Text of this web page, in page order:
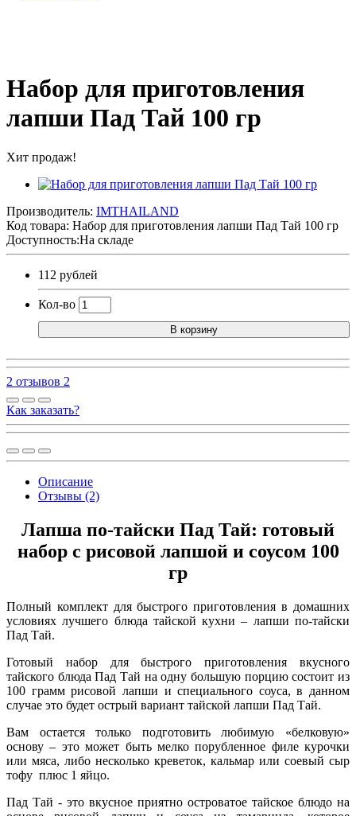
Набор для приготовления
лапши Пад Тай 100 гр
Хит продаж!
Производитель: IMTHAILAND
Код товара: Набор для приготовления лапши Пад Тай 100 гр
Доступность:На складе
112 рублей
Кол-во
В корзину
2 отзывов 2
Как заказать?
Описание
Отзывы (2)
Лапша по-тайски Пад Тай: готовый
набор с рисовой лапшой и соусом 100
гр
Полный комплект для быстрого приготовления в домашних
условиях лучшего блюда тайской кухни – лапши по-тайски
Пад Тай.
Готовый набор для быстрого приготовления вкусного
тайского блюда Пад Тай на одну большую порцию состоит из
100 грамм рисовой лапши и специального соуса, в данном
случае это будет острый вариант тайской лапши Пад Тай.
Вам остается только подготовить любимую «белковую»
основу – это может быть мелко порубленное филе курочки
или мяса, либо несколько креветок, кальмар или соевый сыр
тофу плюс 1 яйцо.
Пад Тай - это вкусное приятно островатое тайское блюдо на